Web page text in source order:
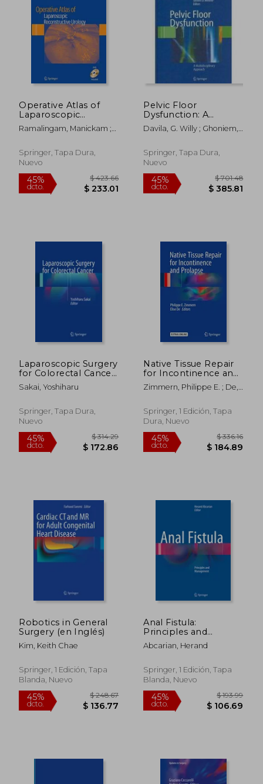
45%
$ 148.80
45%
dcto.
Operative Atlas of
Laparoscopic
Reconstructive
Urology [With DVD]
Ramalingam, Manickam ;
Springer, Tapa Dura,
Nuevo
45% $ 423.66
Pelvic Floor
Dysfunction: A
Multidisciplinary
Approach (en Inglés)
Davila, G. Willy ; Ghoniem,
D.
Springer, Tapa Dura,
Nuevo
45%
Laparoscopic Surgery
for Colorectal Cancer
(en Inglés)
Sakai, Yoshiharu
Springer, Tapa Dura,
Nuevo
45%
dcto.
$ 314.29
Native Tissue Repair
for Incontinence and
Prolapse (en Inglés)
Zimmern, Philippe E. ; De,
Springer, 1 Edición, Tapa
Dura, Nuevo
45%
dcto.
Robotics in General
Surgery (en Inglés)
Kim, Keith Chae
Springer, 1 Edición, Tapa
Blanda, Nuevo
Anal Fistula:
Principles and
Management (en
Inglés)
Abcarian, Herand
Springer, 1 Edición, Tapa
Blanda, Nuevo